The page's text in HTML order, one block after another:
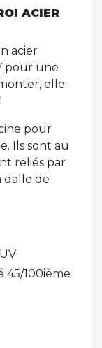
ACIER
acier
pour une
elle
pour
Ils sont au
reliés par
dalle de
45/100ième